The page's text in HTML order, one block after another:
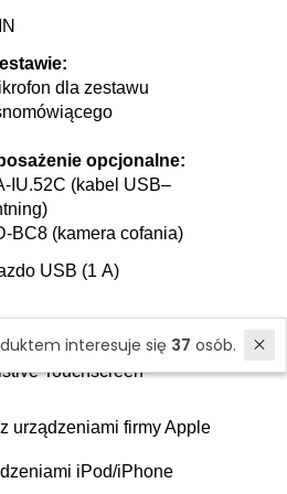
dla zestawu
opcjonalne:
IU.52C (kabel USB–
BC8 (kamera cofania)
USB (1 A)
Touchscreen
urządzeniami firmy Apple
iPod/iPhone
interesuje się 37 osób.